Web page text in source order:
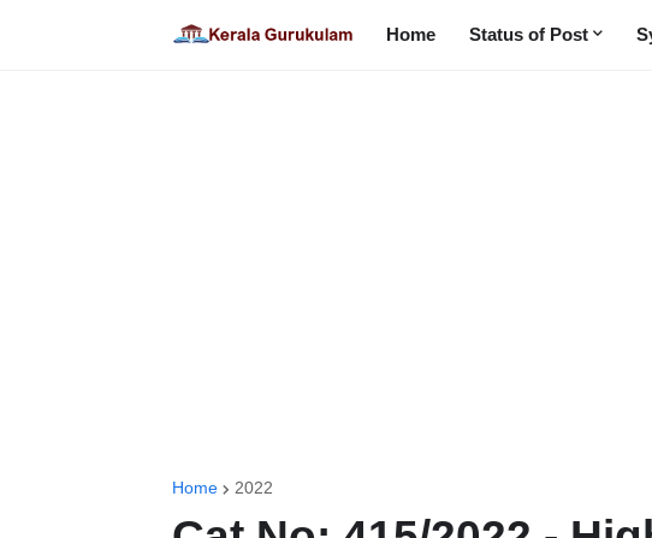
Home Status of Post
Home 2022